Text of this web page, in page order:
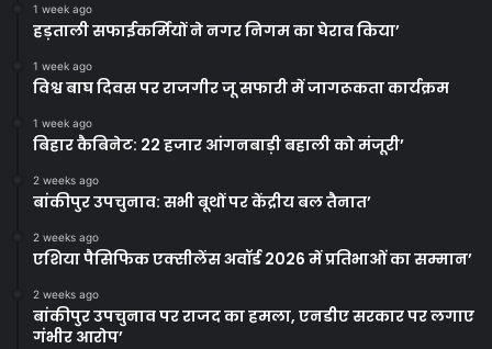
1 week ago
हड़ताली सफाईकर्मियों ने नगर निगम का घेराव किया’
1 week ago
विश्व बाघ दिवस पर राजगीर जू सफारी में जागरूकता कार्यक्रम
1 week ago
बिहार कैबिनेट: 22 हजार आंगनबाड़ी बहाली को मंजूरी’
2 weeks ago
बांकीपुर उपचुनाव: सभी बूथों पर केंद्रीय बल तैनात’
2 weeks ago
एशिया पैसिफिक एक्सीलेंस अवॉर्ड 2026 में प्रतिभाओं का सम्मान’
2 weeks ago
बांकीपुर उपचुनाव पर राजद का हमला, एनडीए सरकार पर लगाए
गंभीर आरोप’